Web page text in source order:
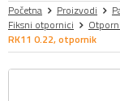
Početna Proizvodi
Fiksni otpornici
RK11 0.22, otpornik